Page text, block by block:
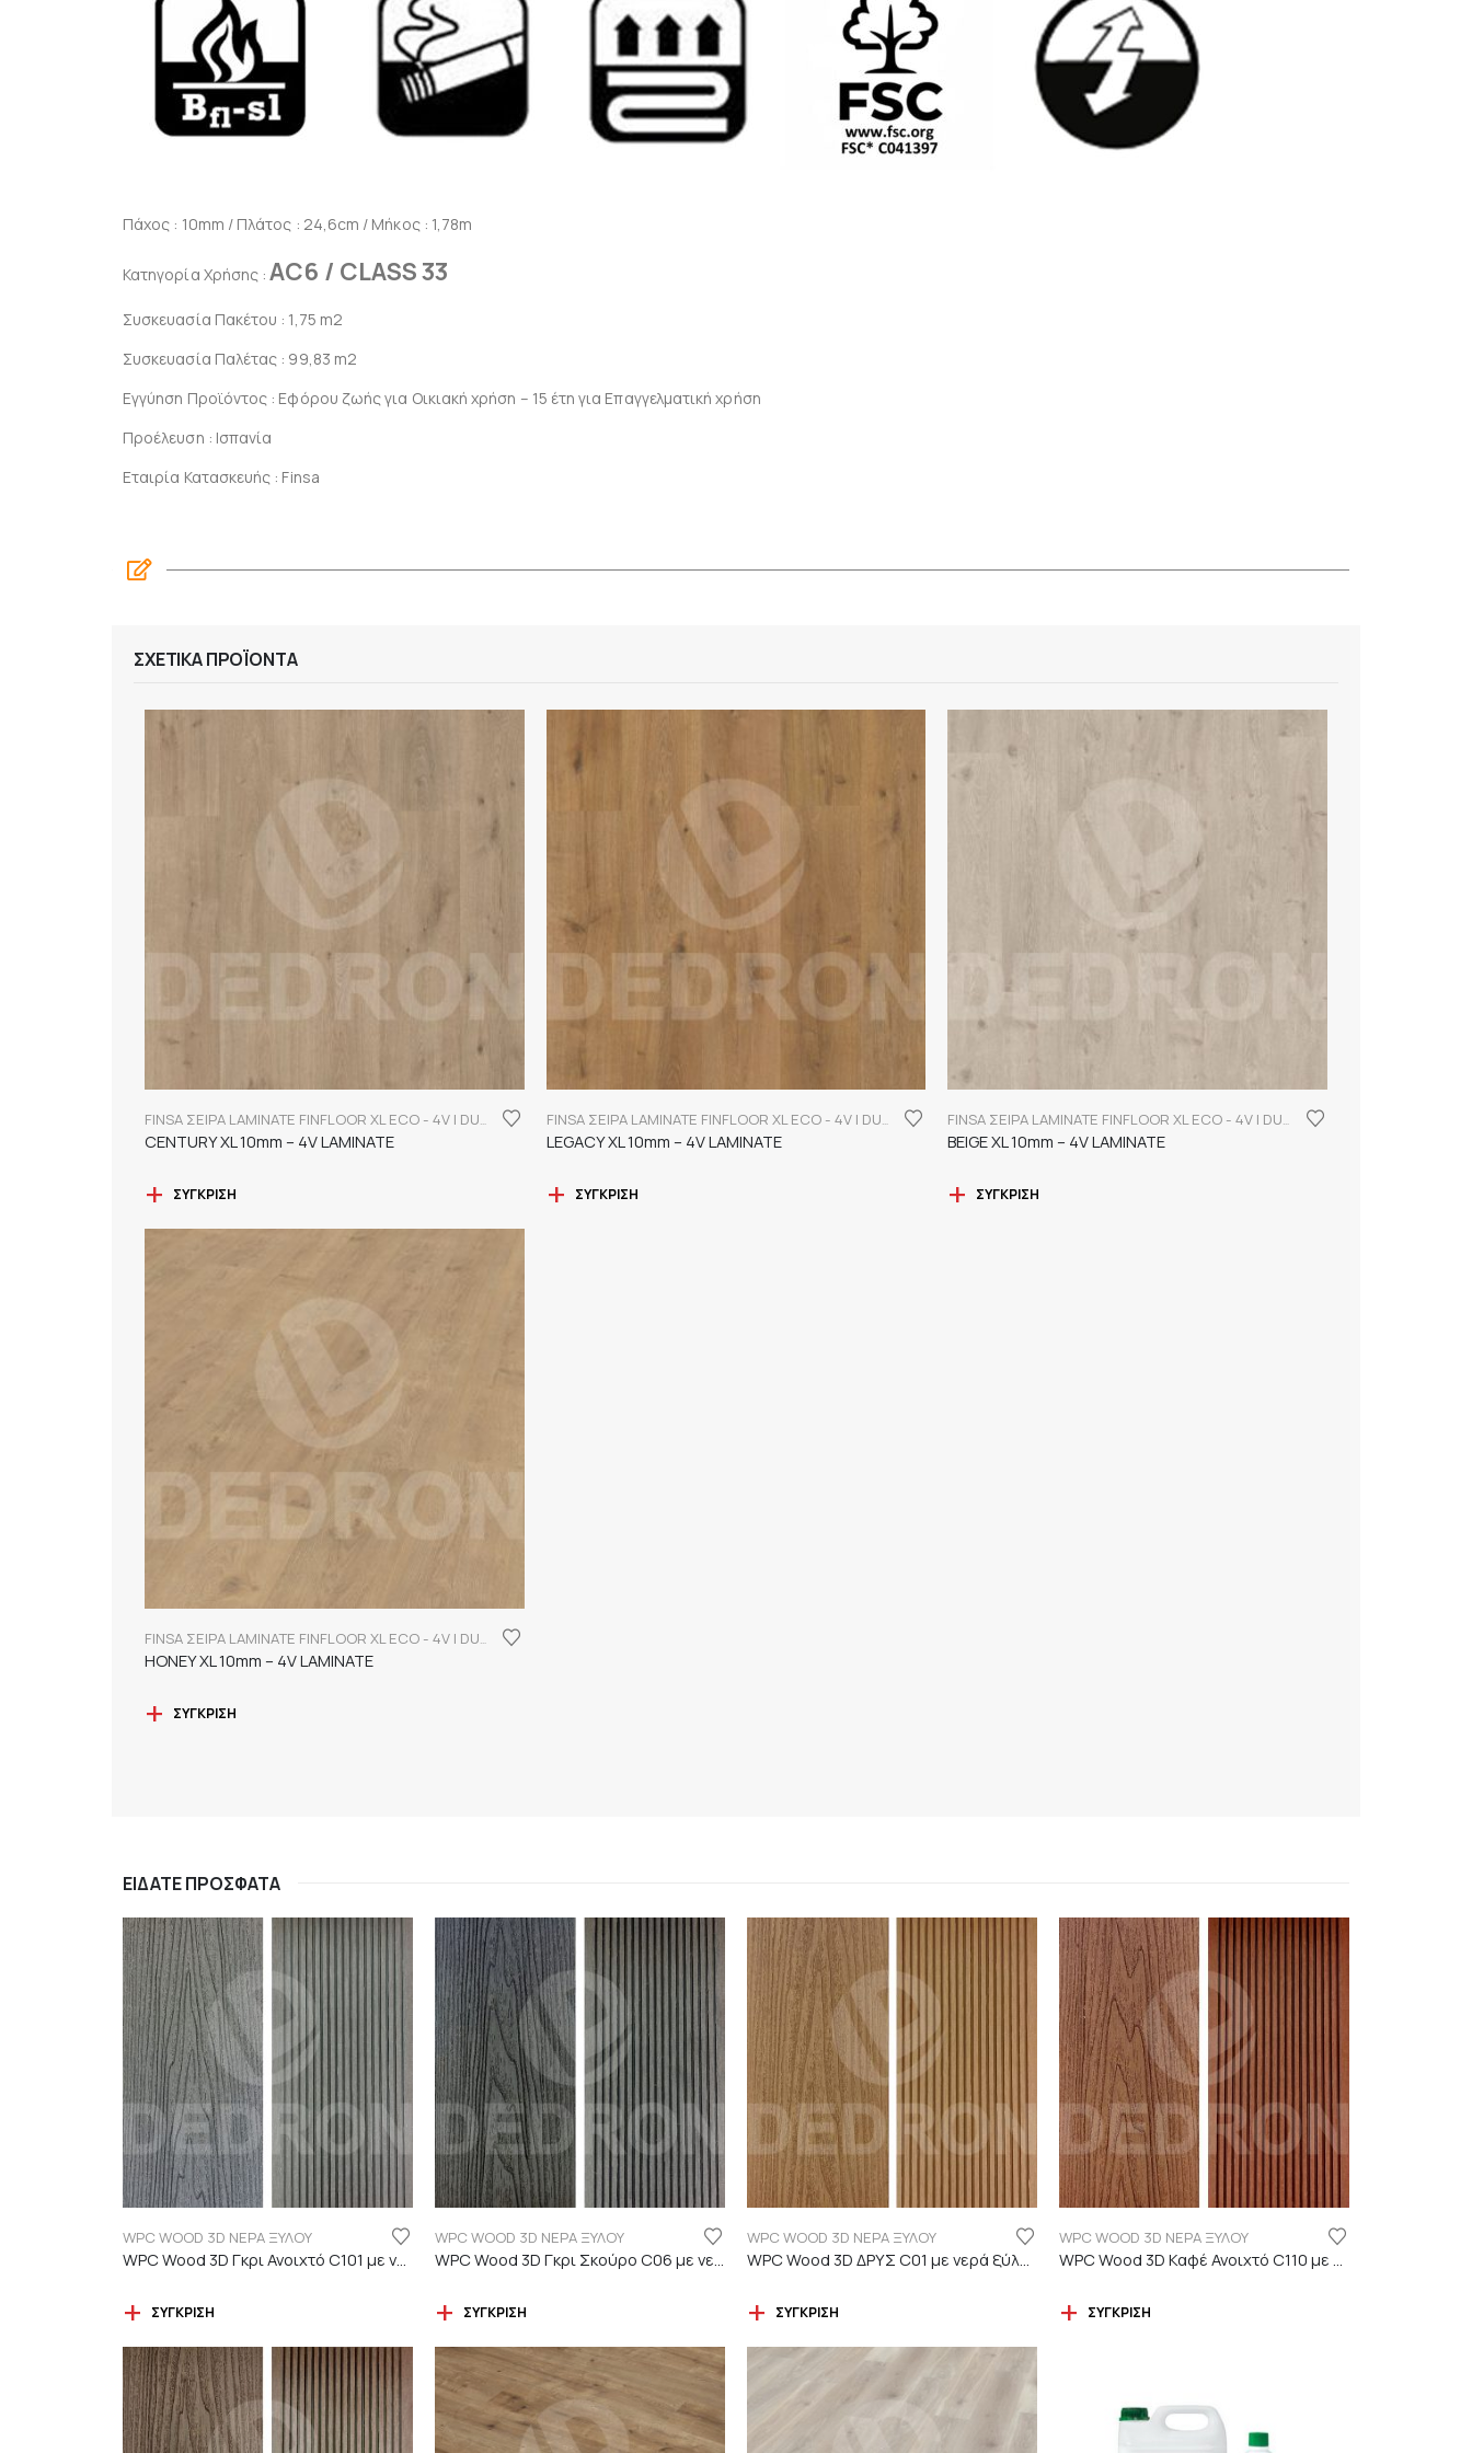
Πάχος : 10mm / Πλάτος : 24,6cm / Μήκος : 1,78m
Κατηγορία Χρήσης :AC6 / CLASS 33
Συσκευασία Πακέτου : 1,75 m2
Συσκευασία Παλέτας : 99,83 m2
Εγγύηση Προϊόντος : Εφόρου ζωής για Οικιακή χρήση – 15 έτη για Επαγγελματική χρήση
Προέλευση : Ισπανία
Εταιρία Κατασκευής : Finsa
ΣΧΕΤΙΚΆ ΠΡΟΪΌΝΤΑ
CENTURY XL 10mm – 4V LAMINATE
ΣΎΓΚΡΙΣΗ
LEGACY XL 10mm – 4V LAMINATE
ΣΎΓΚΡΙΣΗ
BEIGE XL 10mm – 4V LAMINATE
ΣΎΓΚΡΙΣΗ
HONEY XL 10mm – 4V LAMINATE
ΣΎΓΚΡΙΣΗ
ΕΊΔΑΤΕ ΠΡΌΣΦΑΤΑ
WPC WOOD 3D ΝΕΡΑ ΞΥΛΟΥ
ΣΎΓΚΡΙΣΗ
WPC WOOD 3D ΝΕΡΑ ΞΥΛΟΥ
ΣΎΓΚΡΙΣΗ
WPC WOOD 3D ΝΕΡΑ ΞΥΛΟΥ
ΣΎΓΚΡΙΣΗ
WPC WOOD 3D ΝΕΡΑ ΞΥΛΟΥ
ΣΎΓΚΡΙΣΗ